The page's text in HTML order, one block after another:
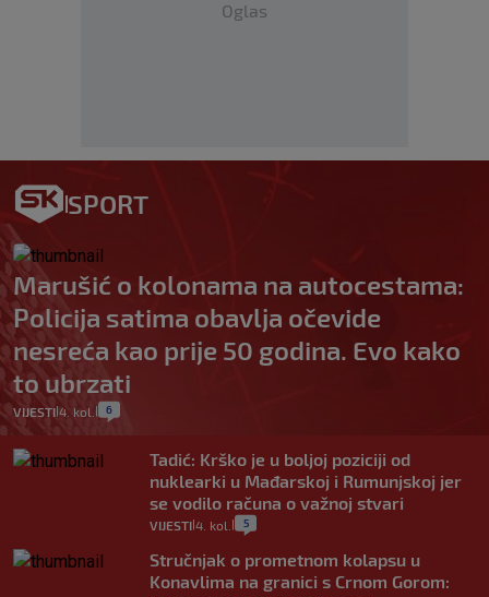
Oglas
SPORT
Marušić o kolonama na autocestama:
Policija satima obavlja očevide
nesreća kao prije 50 godina. Evo kako
to ubrzati
VIJESTI 4. kol. 6
Tadić: Krško je u boljoj poziciji od
nuklearki u Mađarskoj i Rumunjskoj jer
se vodilo računa o važnoj stvari
VIJESTI 4. kol. 5
Stručnjak o prometnom kolapsu u
Konavlima na granici s Crnom Gorom: